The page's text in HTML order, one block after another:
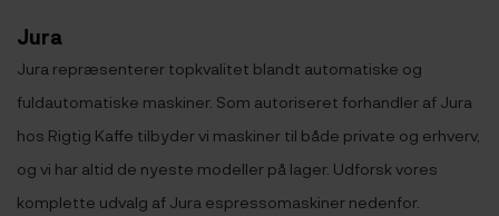
Jura
Jura repræsenterer topkvalitet blandt automatiske og
fuldautomatiske maskiner. Som autoriseret forhandler af Jura
hos Rigtig Kaffe tilbyder vi maskiner til både private og erhverv,
og vi har altid de nyeste modeller på lager. Udforsk vores
komplette udvalg af Jura espressomaskiner nedenfor.